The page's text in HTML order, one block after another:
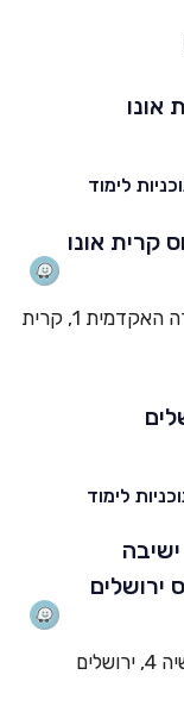
אונו
השדרה האקדמית 1, קרית